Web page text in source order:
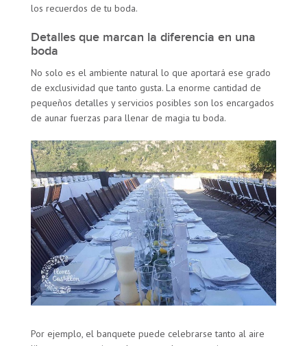
los recuerdos de tu boda.
Detalles que marcan la diferencia en una
boda
No solo es el ambiente natural lo que aportará ese grado
de exclusividad que tanto gusta. La enorme cantidad de
pequeños detalles y servicios posibles son los encargados
de aunar fuerzas para llenar de magia tu boda.
Por ejemplo, el banquete puede celebrarse tanto al aire